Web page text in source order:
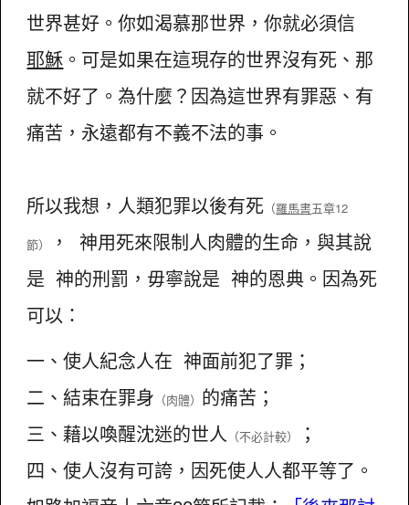
世界甚好。你如渴慕那世界，你就必須信
耶穌 。可是如果在這現存的世界沒有死、那
就不好了。為什麼？因為這世界有罪惡、有
痛苦，永遠都有不義不法的事。
所以我想，人類犯罪以後有死 （羅馬書五章12
節）
， 神用死來限制人肉體的生命，與其說
是 神的刑罰，毋寧說是 神的恩典。因為死
可以：
一、使人紀念人在 神面前犯了罪；
二、結束在罪身 （肉體） 的痛苦；
三、藉以喚醒沈迷的世人 （不必計較）
；
四、使人沒有可誇，因死使人人都平等了。